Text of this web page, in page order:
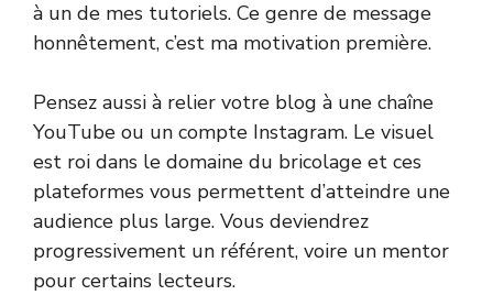
à un de mes tutoriels. Ce genre de message
honnêtement, c’est ma motivation première.
Pensez aussi à relier votre blog à une chaîne
YouTube ou un compte Instagram. Le visuel
est roi dans le domaine du bricolage et ces
plateformes vous permettent d’atteindre une
audience plus large. Vous deviendrez
progressivement un référent, voire un mentor
pour certains lecteurs.